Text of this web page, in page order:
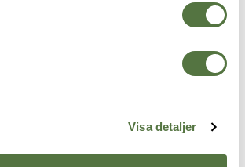
Visa detaljer
325 kr